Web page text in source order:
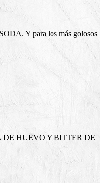
Y para los más golosos
HUEVO Y BITTER DE